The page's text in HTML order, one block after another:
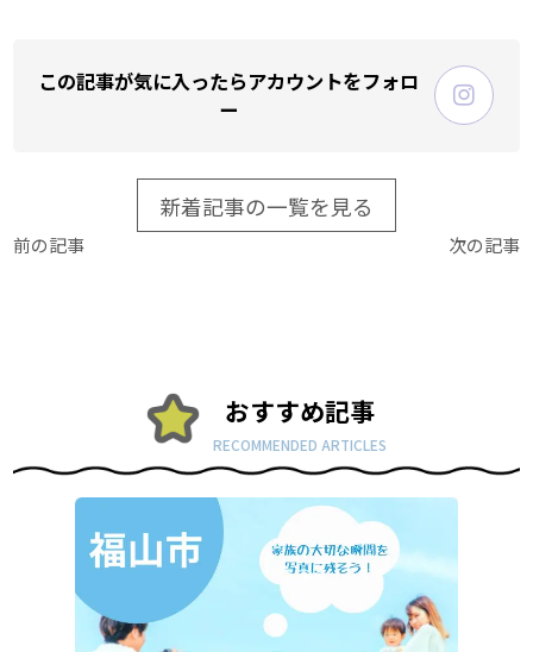
この記事が気に入ったらアカウントをフォロ
ー
新着記事の一覧を見る
前の記事 次の記事
おすすめ記事
RECOMMENDED ARTICLES